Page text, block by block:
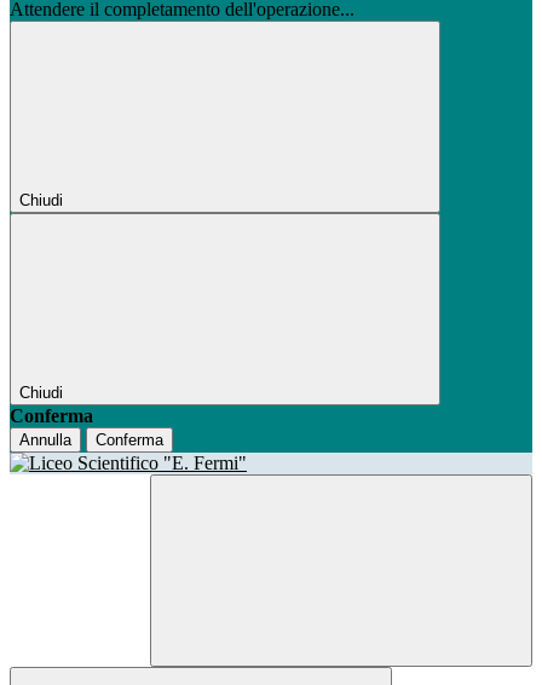
Attendere il completamento dell'operazione...
Chiudi
Chiudi
Conferma
Annulla Conferma